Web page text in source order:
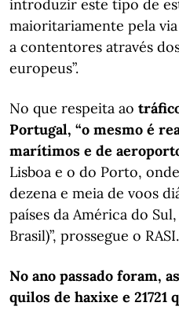
introduzir este tipo de
maioritariamente pela
a contentores através
europeus”.
No que respeita ao
Portugal, “o mesmo é
marítimos e de
Lisboa e o do Porto,
dezena e meia de voos
países da América do
Brasil)”, prossegue o RASI.
No ano passado foram,
quilos de haxixe e 21721